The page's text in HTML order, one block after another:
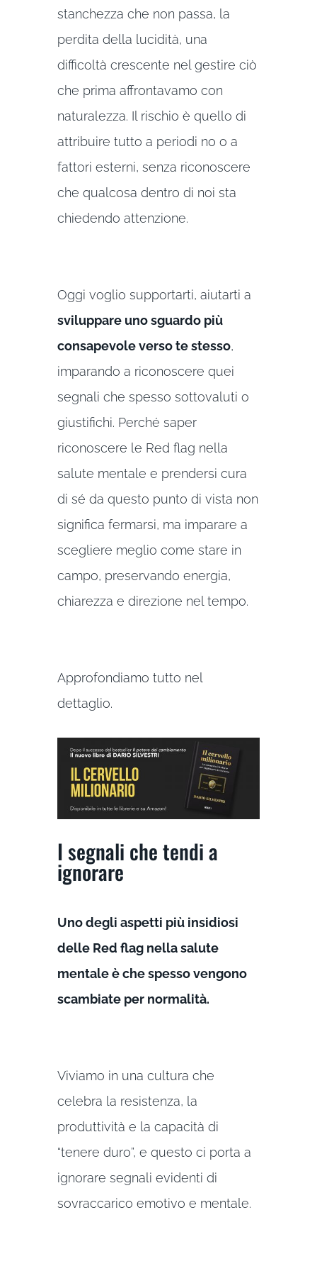
stanchezza che non passa, la
perdita della lucidità, una
difficoltà crescente nel gestire ciò
che prima affrontavamo con
naturalezza. Il rischio è quello di
attribuire tutto a periodi no o a
fattori esterni, senza riconoscere
che qualcosa dentro di noi sta
chiedendo attenzione.
Oggi voglio supportarti, aiutarti a
sviluppare uno sguardo più
consapevole verso te stesso,
imparando a riconoscere quei
segnali che spesso sottovaluti o
giustifichi. Perché saper
riconoscere le Red flag nella
salute mentale e prendersi cura
di sé da questo punto di vista non
significa fermarsi, ma imparare a
scegliere meglio come stare in
campo, preservando energia,
chiarezza e direzione nel tempo.
Approfondiamo tutto nel
dettaglio.
I segnali che tendi a
ignorare
Uno degli aspetti più insidiosi
delle Red flag nella salute
mentale è che spesso vengono
scambiate per normalità.
Viviamo in una cultura che
celebra la resistenza, la
produttività e la capacità di
“tenere duro”, e questo ci porta a
ignorare segnali evidenti di
sovraccarico emotivo e mentale.